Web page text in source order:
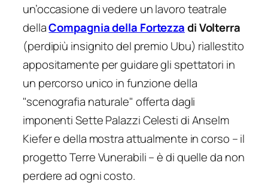
un’occasione di vedere un lavoro teatrale
dellaCompagnia della Fortezzadi Volterra
(perdipiù insignito del premio Ubu) riallestito
appositamente per guidare gli spettatori in
un percorso unico in funzione della
"scenografia naturale" offerta dagli
imponentiSette Palazzi Celestidi Anselm
Kiefer e della mostra attualmente in corso – il
progettoTerre Vunerabili– è di quelle da non
perdere ad ogni costo.